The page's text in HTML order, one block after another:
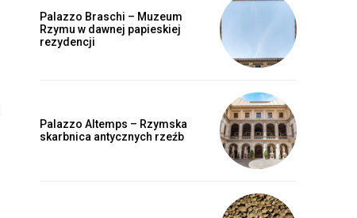
Palazzo Braschi – Muzeum
Rzymu w dawnej papieskiej
rezydencji
Palazzo Altemps – Rzymska
skarbnica antycznych rzeźb